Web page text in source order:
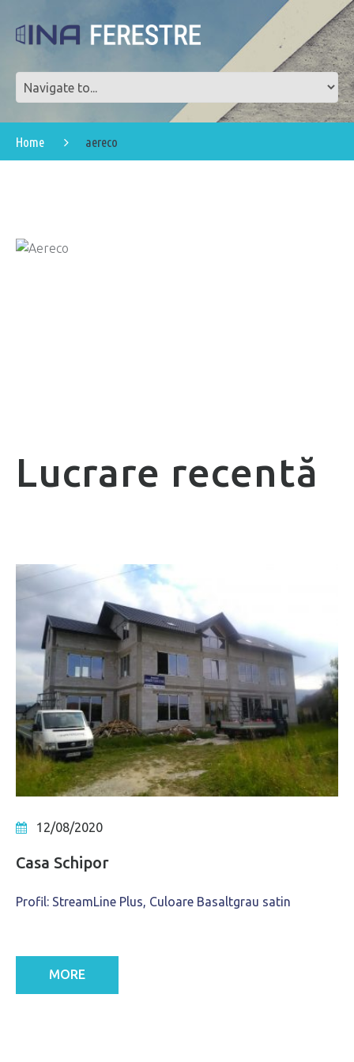
Home aereco
Lucrare recentă
12/08/2020
Casa Schipor
Profil: StreamLine Plus, Culoare Basaltgrau satin
MORE